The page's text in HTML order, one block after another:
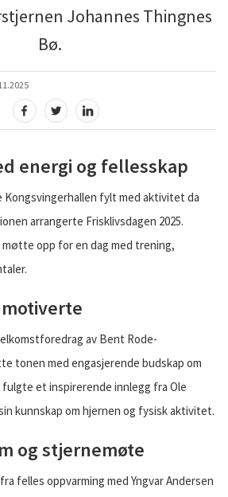
Johannes Thingnes
Bø.
DEL PÅ FACEBOOK
DEL PÅ TWITTER
DEL PÅ LINKEDIN
energi og fellesskap
Kongsvingerhallen fylt med aktivitet da
arrangerte Frisklivsdagen 2025.
opp for en dag med trening,
av Bent Rode-
tonen med engasjerende budskap om
et inspirerende innlegg fra Ole
kunnskap om hjernen og fysisk aktivitet.
og stjernemøte
felles oppvarming med Yngvar Andersen